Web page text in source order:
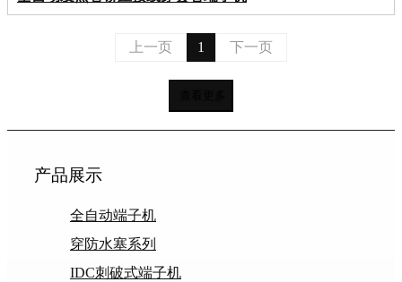
上一页 1 下一页
产品展示
全自动端子机
穿防水塞系列
IDC刺破式端子机